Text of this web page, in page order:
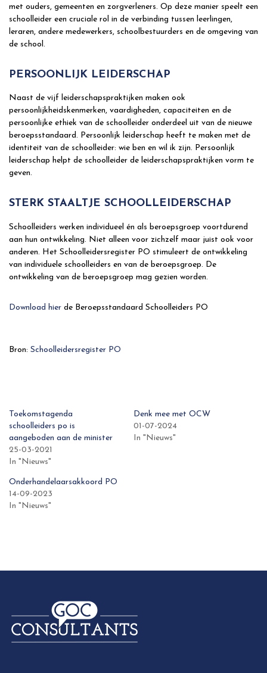
met ouders, gemeenten en zorgverleners. Op deze manier speelt een
schoolleider een cruciale rol in de verbinding tussen leerlingen,
leraren, andere medewerkers, schoolbestuurders en de omgeving van
de school.
PERSOONLIJK LEIDERSCHAP
Naast de vijf leiderschapspraktijken maken ook
persoonlijkheidskenmerken, vaardigheden, capaciteiten en de
persoonlijke ethiek van de schoolleider onderdeel uit van de nieuwe
beroepsstandaard. Persoonlijk leiderschap heeft te maken met de
identiteit van de schoolleider: wie ben en wil ik zijn. Persoonlijk
leiderschap helpt de schoolleider de leiderschapspraktijken vorm te
geven.
STERK STAALTJE SCHOOLLEIDERSCHAP
Schoolleiders werken individueel én als beroepsgroep voortdurend
aan hun ontwikkeling. Niet alleen voor zichzelf maar juist ook voor
anderen. Het Schoolleidersregister PO stimuleert de ontwikkeling
van individuele schoolleiders en van de beroepsgroep. De
ontwikkeling van de beroepsgroep mag gezien worden.
Download hier de Beroepsstandaard Schoolleiders PO
Bron: Schoolleidersregister PO
Toekomstagenda
schoolleiders po is
aangeboden aan de minister
25-03-2021
In "Nieuws"
Denk mee met OCW
01-07-2024
In "Nieuws"
Onderhandelaarsakkoord PO
14-09-2023
In "Nieuws"